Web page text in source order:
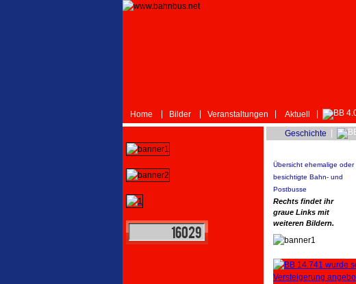
Übersicht ehemalige oder
besichtigte Bahn- und
Postbusse
Rechts findet ihr
graue Links mit
weiteren Bildern.
Home Bilder Veranstaltungen Aktuell
Geschichte